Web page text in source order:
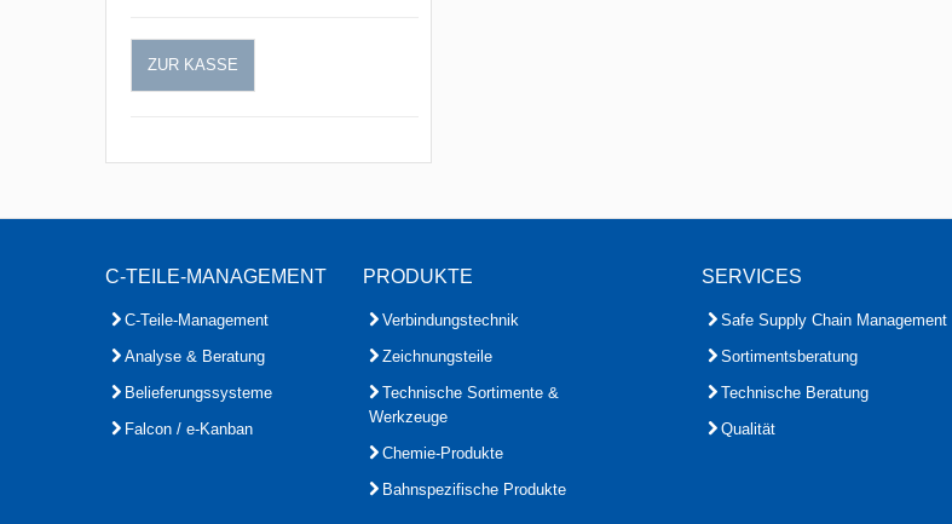
ZUR KASSE
C-TEILE-MANAGEMENT
C-Teile-Management
Analyse & Beratung
Belieferungssysteme
Falcon / e-Kanban
PRODUKTE
Verbindungstechnik
Zeichnungsteile
Technische Sortimente &
Werkzeuge
Chemie-Produkte
Bahnspezifische Produkte
SERVICES
Safe Supply Chain Management
Sortimentsberatung
Technische Beratung
Qualität